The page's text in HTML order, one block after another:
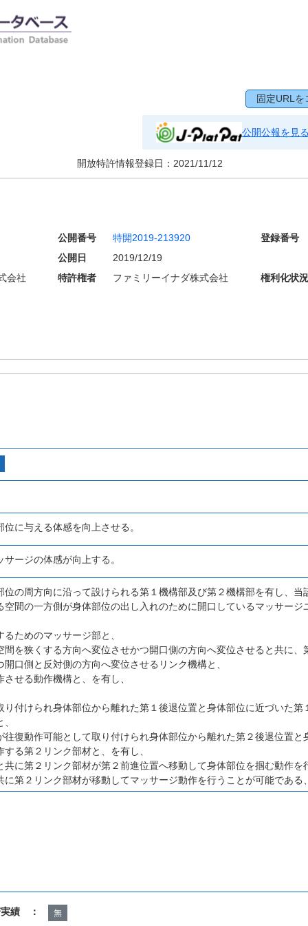
固定URLを
公開公報を見
開放特許情報登録日： 2021/11/12
公開番号 特開2019-213920
登録番号
公開日
2019/12/19
会社
特許権者 ファミリーイナダ株式会社 権利化状況
に与える体感を向上させる。
ージの体感が向上する。
位の周方向に沿って設けられる第１機構部及び第２機構部を有し、
空間の一方側が身体部位の出し入れのために開口しているマッサージ
ためのマッサージ部と、
間を狭くする方向へ変位させかつ開口側の方向へ変位させると共に
口側と反対側の方向へ変位させるリンク機構と、
せる動作機構と、を有し、
り付けられ身体部位から離れた第１後退位置と身体部位に近づいた
往復動作可能として取り付けられ身体部位から離れた第２後退位置
る第２リンク部材と、を有し、
共に第２リンク部材が第２前進位置へ移動して身体部位を掴む動作
に第２リンク部材が移動してマッサージ動作を行うことが可能である
実績 ： 無